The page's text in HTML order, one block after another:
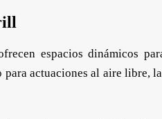
espacios dinámicos
actuaciones al aire